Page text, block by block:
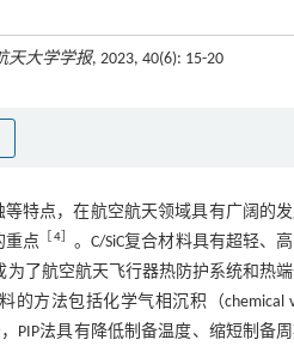
天大学学报, 2023, 40(6): 15-20
等特点，在航空航天领域具有广阔的
重点 4］ 。C/SiC复合材料具有超轻、
了航空航天飞行器热防护系统和热
的方法包括化学气相沉积（chemical
PIP法具有降低制备温度、缩短制备